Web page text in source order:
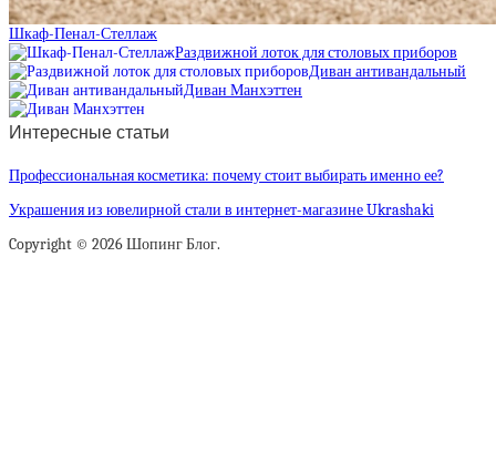
Шкаф-Пенал-Стеллаж
Раздвижной лоток для столовых приборов
Диван антивандальный
Диван Манхэттен
Интересные статьи
Профессиональная косметика: почему стоит выбирать именно ее?
Украшения из ювелирной стали в интернет-магазине Ukrashaki
Copyright © 2026 Шопинг Блог.